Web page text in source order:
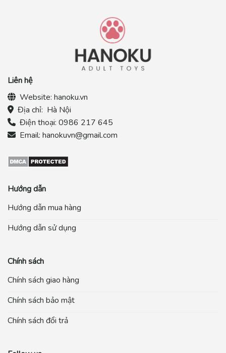
Liên hệ
Website: hanoku.vn
Địa chỉ: Hà Nội
Điện thoại: 0986 217 645
Email: hanokuvn@gmail.com
Hướng dẫn
Hướng dẫn mua hàng
Hướng dẫn sử dụng
Chính sách
Chính sách giao hàng
Chính sách bảo mật
Chính sách đổi trả